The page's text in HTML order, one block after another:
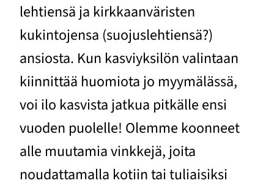
lehtiensä ja kirkkaanväristen
kukintojensa (suojuslehtiensä?)
ansiosta. Kun kasviyksilön valintaan
kiinnittää huomiota jo myymälässä,
voi ilo kasvista jatkua pitkälle ensi
vuoden puolelle! Olemme koonneet
alle muutamia vinkkejä, joita
noudattamalla kotiin tai tuliaisiksi